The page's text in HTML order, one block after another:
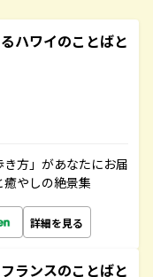
ハワイのことばと
方」があなたにお届
やしの絶景集
詳細を見る
ランスのことばと